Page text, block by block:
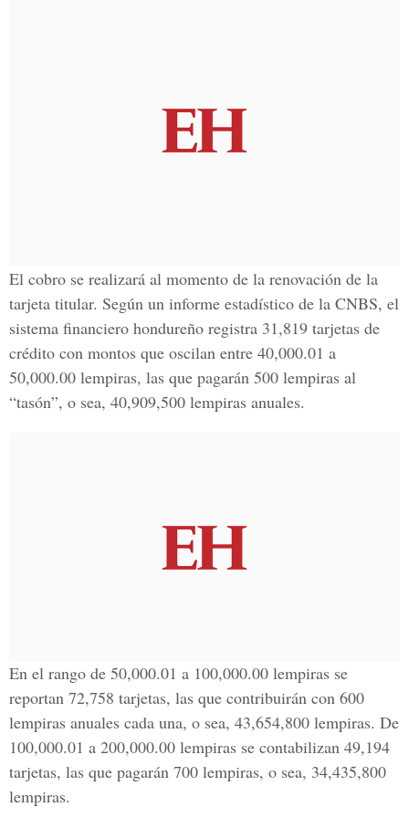
El cobro se realizará al momento de la renovación de la
tarjeta titular. Según un informe estadístico de la CNBS, el
sistema financiero hondureño registra 31,819 tarjetas de
crédito con montos que oscilan entre 40,000.01 a
50,000.00 lempiras, las que pagarán 500 lempiras al
“tasón”, o sea, 40,909,500 lempiras anuales.
En el rango de 50,000.01 a 100,000.00 lempiras se
reportan 72,758 tarjetas, las que contribuirán con 600
lempiras anuales cada una, o sea, 43,654,800 lempiras. De
100,000.01 a 200,000.00 lempiras se contabilizan 49,194
tarjetas, las que pagarán 700 lempiras, o sea, 34,435,800
lempiras.